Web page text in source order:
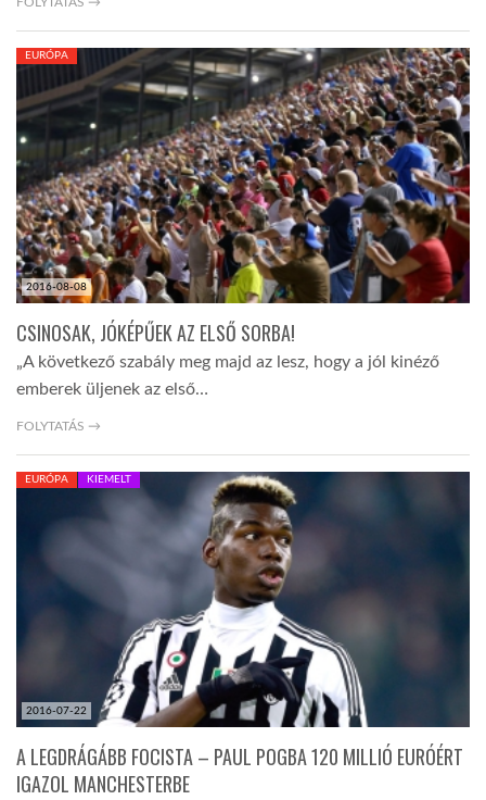
2016-08-08
EURÓPA
CSINOSAK, JÓKÉPŰEK AZ ELSŐ SORBA!
„A következő szabály meg majd az lesz, hogy a jól kinéző
emberek üljenek az első…
FOLYTATÁS →
2016-07-22
EURÓPA KIEMELT
A LEGDRÁGÁBB FOCISTA – PAUL POGBA 120 MILLIÓ EURÓÉRT
IGAZOL MANCHESTERBE